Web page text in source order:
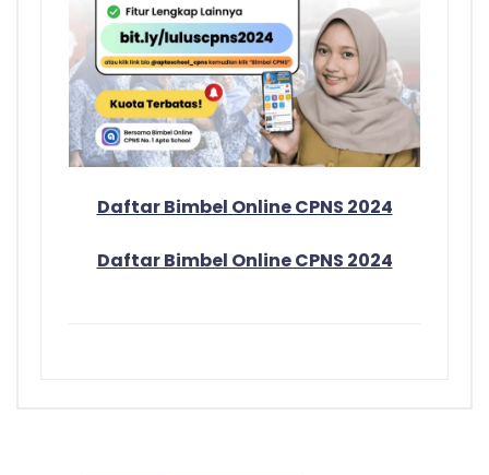
Daftar Bimbel Online CPNS 2024
Daftar Bimbel Online CPNS 2024